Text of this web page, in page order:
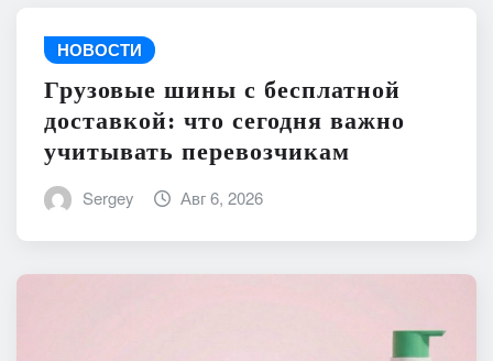
НОВОСТИ
Грузовые шины с бесплатной
доставкой: что сегодня важно
учитывать перевозчикам
Sergey Авг 6, 2026